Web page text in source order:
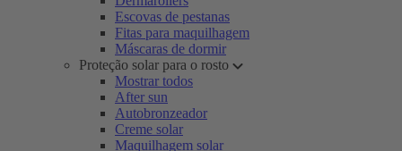
Escovas de pestanas
Fitas para maquilhagem
Máscaras de dormir
Proteção solar para o rosto
Mostrar todos
After sun
Autobronzeador
Creme solar
Maquilhagem solar